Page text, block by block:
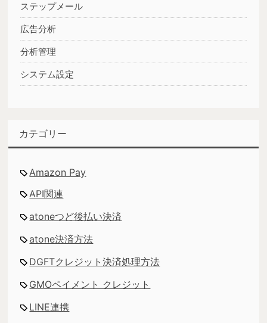
ステップメール
広告分析
分析管理
システム設定
カテゴリー
Amazon Pay
API関連
atoneつど後払い決済
atone決済方法
DGFTクレジット決済処理方法
GMOペイメント クレジット
LINE連携